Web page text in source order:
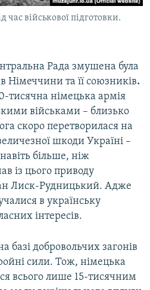
час військової підготовки.
Рада змушена була
Німеччини та її союзників.
тисячна німецька армія
військами – близько
скоро перетворилася на
шкоди Україні –
більше, ніж
із цього приводу
Лиск-Рудницький. Адже
в українську
інтересів.
базі добровольчих загонів
сили. Тож, німецька
всього лише 15-тисячним